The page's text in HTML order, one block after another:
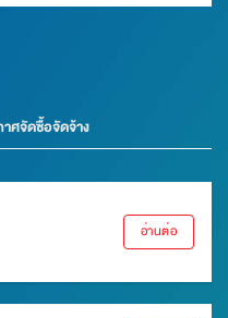
าศจัดซื้อจัดจ้าง
อ่านต่อ